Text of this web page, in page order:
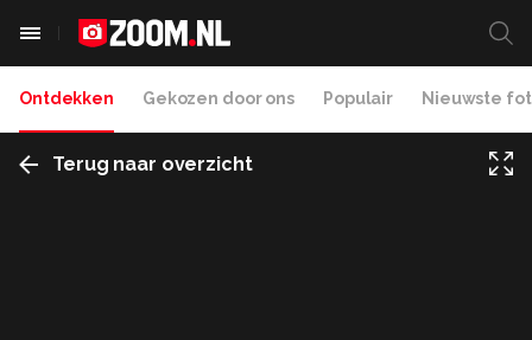
Ontdekken Gekozen door ons Populair Nieuwste
Terug naar overzicht